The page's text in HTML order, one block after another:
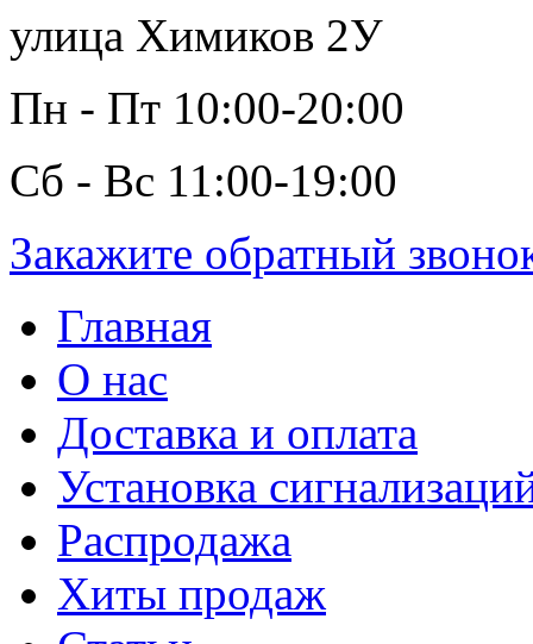
улица Химиков 2У
Пн - Пт 10:00-20:00
Сб - Вс 11:00-19:00
Закажите обратный
Главная
О нас
Доставка и оплата
Установка
Распродажа
Хиты продаж